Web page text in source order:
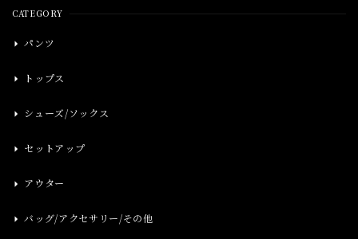
CATEGORY
パンツ
トップス
シューズ/ソックス
セットアップ
アウター
バッグ/アクセサリー/その他